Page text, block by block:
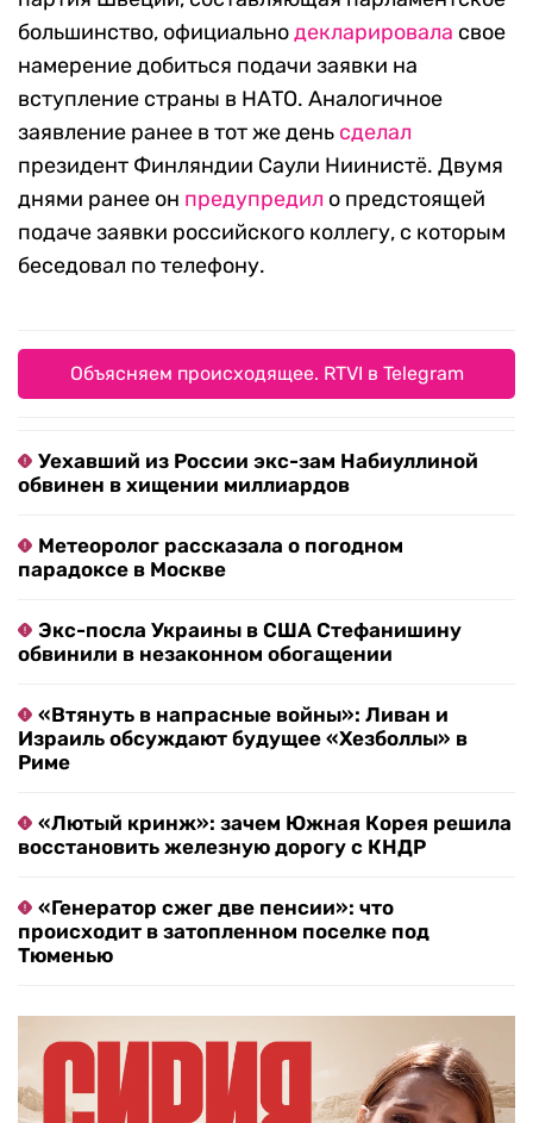
большинство, официальнодекларировала свое
намерение добиться подачи заявки на
вступление страны в НАТО. Аналогичное
заявление ранее в тот же день сделал
президент Финляндии Саули Ниинистё. Двумя
днями ранее он предупредил о предстоящей
подаче заявки российского коллегу, с которым
беседовал по телефону.
Объясняем происходящее. RTVI в Telegram
Уехавший из России экс-зам Набиуллиной
обвинен в хищении миллиардов
Метеоролог рассказала о погодном
парадоксе в Москве
Экс-посла Украины в США Стефанишину
обвинили в незаконном обогащении
«Втянуть в напрасные войны»: Ливан и
Израиль обсуждают будущее «Хезболлы» в
Риме
«Лютый кринж»: зачем Южная Корея решила
восстановить железную дорогу с КНДР
«Генератор сжег две пенсии»: что
происходит в затопленном поселке под
Тюменью